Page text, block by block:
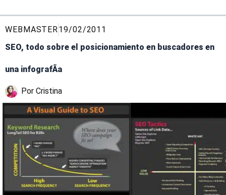
WEBMASTER19/02/2011
SEO, todo sobre el posicionamiento en buscadores en
una infografÃ­a
Por Cristina